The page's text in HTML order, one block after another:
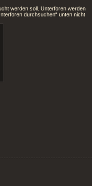
werden soll. Unterforen werden
durchsuchen“ unten nicht